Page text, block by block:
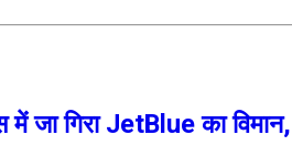
जा गिरा JetBlue का